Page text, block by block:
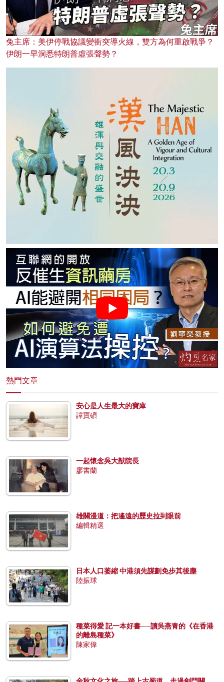
兔主席：美伊停戰協議變衝突導火線，雙方為何重啟戰爭？
伊朗一早洞悉特朗普虛張聲勢？
熱門文章
安心是人生最大的寶庫
譚寶碩
一起懷念吳大猷院長
廖書蘭
雄關漫道：把遙遠的歷史拉到眼前
編輯精選
日本人口萎縮 中港須先謀劃免步其後塵
陸振球
種菜得愛 記一本好書──讀吳燕青的《在香港
的離島種菜》
陳家偉